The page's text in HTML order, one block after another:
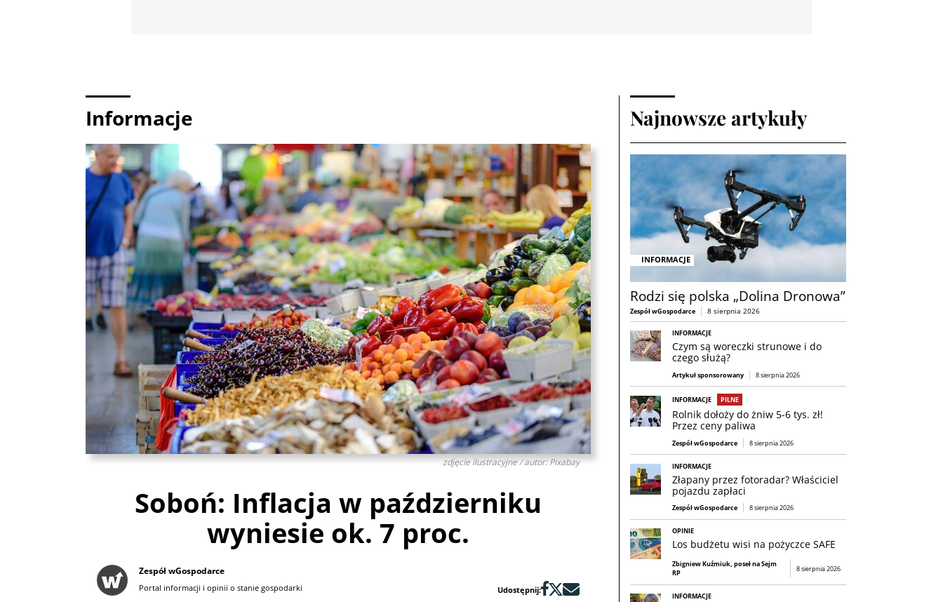
Informacje
zdjęcie ilustracyjne / autor: Pixabay
Soboń: Inflacja w październiku
wyniesie ok. 7 proc.
Zespół wGospodarce
Portal informacji i opinii o stanie gospodarki Udostępnij:
Najnowsze artykuły
INFORMACJE
Rodzi się polska „Dolina Dronowa”
Zespół wGospodarce 8 sierpnia 2026
INFORMACJE
Czym są woreczki strunowe i do
czego służą?
Artykuł sponsorowany 8 sierpnia 2026
INFORMACJE PILNE
Rolnik dołoży do żniw 5-6 tys. zł!
Przez ceny paliwa
Zespół wGospodarce 8 sierpnia 2026
INFORMACJE
Złapany przez fotoradar? Właściciel
pojazdu zapłaci
Zespół wGospodarce 8 sierpnia 2026
OPINIE
Los budżetu wisi na pożyczce SAFE
Zbigniew Kuźmiuk, poseł na Sejm
RP
8 sierpnia 2026
INFORMACJE